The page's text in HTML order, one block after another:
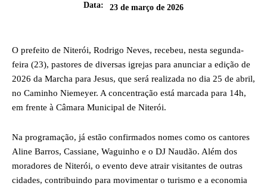
Data:
23 de março de 2026
O prefeito de Niterói, Rodrigo Neves, recebeu, nesta segunda-
feira (23), pastores de diversas igrejas para anunciar a edição de
2026 da Marcha para Jesus, que será realizada no dia 25 de abril,
no Caminho Niemeyer. A concentração está marcada para 14h,
em frente à Câmara Municipal de Niterói.
Na programação, já estão confirmados nomes como os cantores
Aline Barros, Cassiane, Waguinho e o DJ Naudão. Além dos
moradores de Niterói, o evento deve atrair visitantes de outras
cidades, contribuindo para movimentar o turismo e a economia